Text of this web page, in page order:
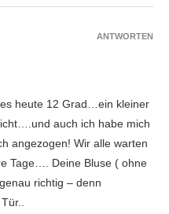
heute 12 Grad…ein kleiner
auch ich habe mich
angezogen! Wir alle warten
Tage…. Deine Bluse ( ohne
richtig – denn
ANTWORTEN